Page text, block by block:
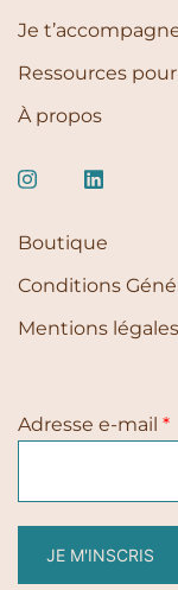
Je
Ressources
À propos
Boutique
Conditions
Mentions légales
Adresse e-mail *
JE M'INSCRIS